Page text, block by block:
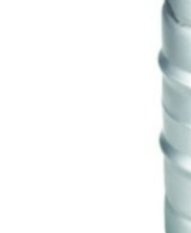
Öle &